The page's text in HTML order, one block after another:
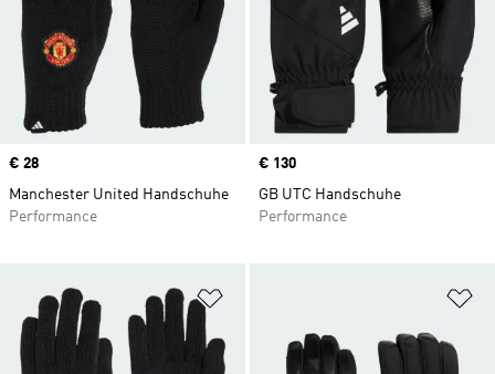
Price
€ 28
Manchester United Handschuhe
Performance
Price
€ 130
GB UTC Handschuhe
Performance